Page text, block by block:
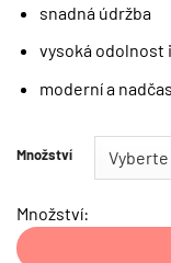
snadná údržba
vysoká odolnost
moderní a
Množství
Množství: